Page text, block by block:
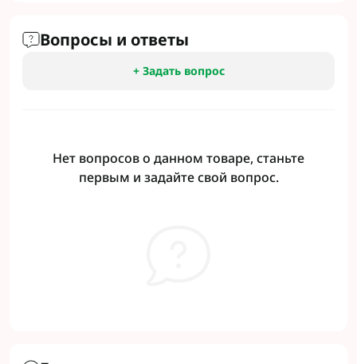
Вопросы и ответы
+ Задать вопрос
Нет вопросов о данном товаре, станьте
первым и задайте свой вопрос.